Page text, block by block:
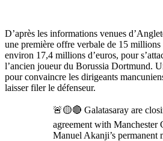
D’après les informations venues
une première offre verbale de 15
environ 17,4 millions d’euros, pour
l’ancien joueur du Borussia Dortmund.
pour convaincre les dirigeants
laisser filer le défenseur.
🚨🟡🔴 Galatasaray are
agreement with Manchester
Manuel Akanji’s permanent